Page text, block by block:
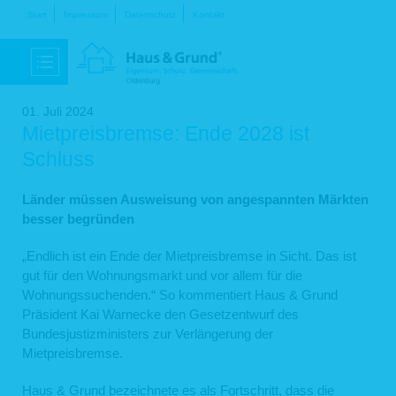
Navigation
Start Impressum Datenschutz Kontakt
01. Juli 2024
Mietpreisbremse: Ende 2028 ist
Schluss
Länder müssen Ausweisung von angespannten Märkten
besser begründen
„Endlich ist ein Ende der Mietpreisbremse in Sicht. Das ist
gut für den Wohnungsmarkt und vor allem für die
Wohnungssuchenden.“ So kommentiert Haus & Grund
Präsident Kai Warnecke den Gesetzentwurf des
Bundesjustizministers zur Verlängerung der
Mietpreisbremse.
Haus & Grund bezeichnete es als Fortschritt, dass die